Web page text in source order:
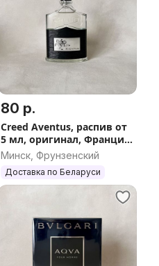
80 р.
Creed Aventus, распив от
5 мл, оригинал, Франция
(Крид Авентус мужской)
Минск, Фрунзенский
Доставка по Беларуси